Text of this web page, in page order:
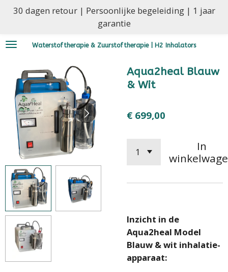
Ga
de
Waterstoftherapie & Zuurstoftherapie | H2 Inhalators
30 dagen retour | Persoonlijke begeleiding | 1 jaar
garantie
Aqua2heal Blauw
& Wit
€ 699,00
In
Inzicht in de
Aqua2heal Model
Blauw & wit inhalatie-
apparaat: